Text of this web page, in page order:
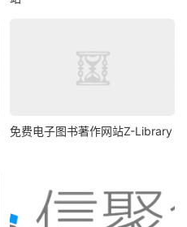
免费电子图书著作网站Z-Library